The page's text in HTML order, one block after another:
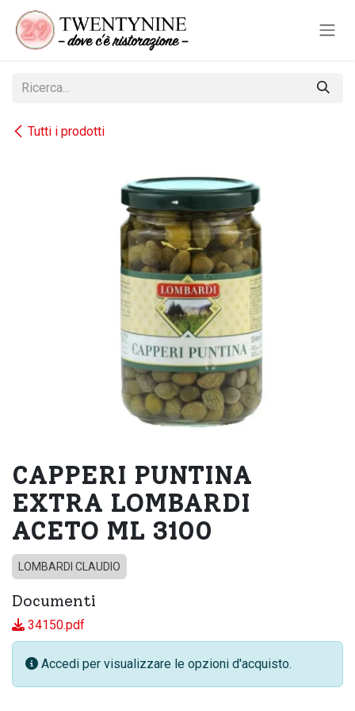
Passa al contenuto
Tutti i prodotti
CAPPERI PUNTINA
EXTRA LOMBARDI
ACETO ML 3100
LOMBARDI CLAUDIO
Documenti
34150.pdf
Accedi per visualizzare le opzioni d'acquisto.